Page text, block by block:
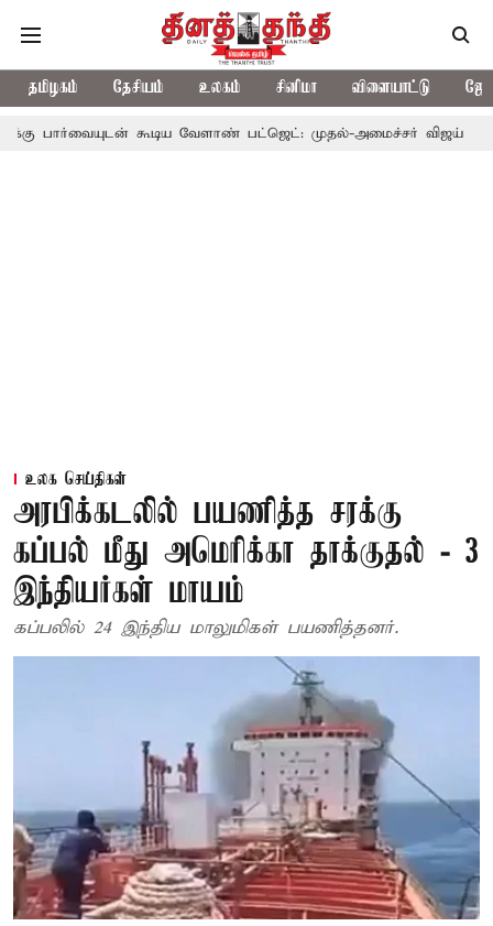
தமிழகம் தேசியம் உலகம் சினிமா விளையாட்டு
கூடிய வேளாண் பட்ஜெட்: முதல்-அமைச்சர் விஜய் தமிழக
உலக செய்திகள்
அரபிக்கடலில் பயணித்த சரக்கு
கப்பல் மீது அமெரிக்கா தாக்குதல் - 3
இந்தியர்கள் மாயம்
கப்பலில் 24 இந்திய மாலுமிகள் பயணித்தனர்.